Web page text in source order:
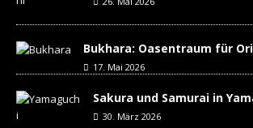
Bukhara: Oasentraum für
17. Mai 2026
Sakura und Samurai in
30. März 2026